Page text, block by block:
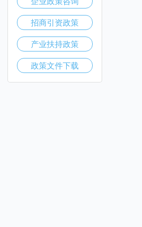
招商引资政策
产业扶持政策
政策文件下载